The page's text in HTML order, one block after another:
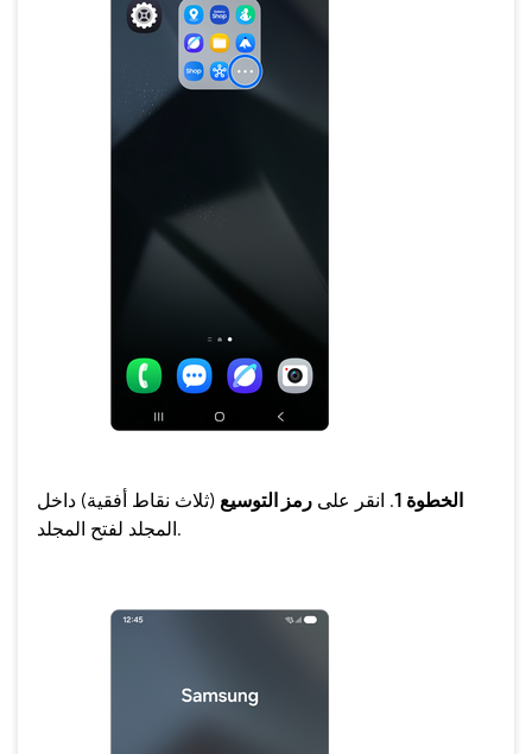
الخطوة 1 . انقر على رمز التوسيع (ثلاث نقاط أفقية) داخل
المجلد لفتح المجلد.